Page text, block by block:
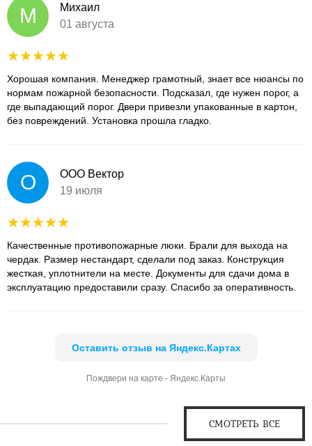
М
Михаил
01 августа
Хорошая компания. Менеджер грамотный, знает все нюансы по
нормам пожарной безопасности. Подсказал, где нужен порог, а
где выпадающий порог. Двери привезли упакованные в картон,
без повреждений. Установка прошла гладко.
О
ООО Вектор
19 июля
Качественные противопожарные люки. Брали для выхода на
чердак. Размер нестандарт, сделали под заказ. Конструкция
жесткая, уплотнители на месте. Документы для сдачи дома в
эксплуатацию предоставили сразу. Спасибо за оперативность.
Оставить отзыв на Яндекс.Картах
Пождвери на карте - Яндекс.Карты
СМОТРЕТЬ ВСЕ